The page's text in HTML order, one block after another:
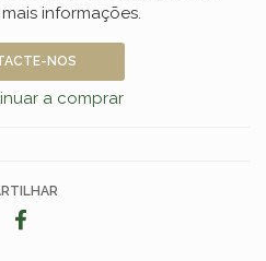
informações.
NOS
a comprar